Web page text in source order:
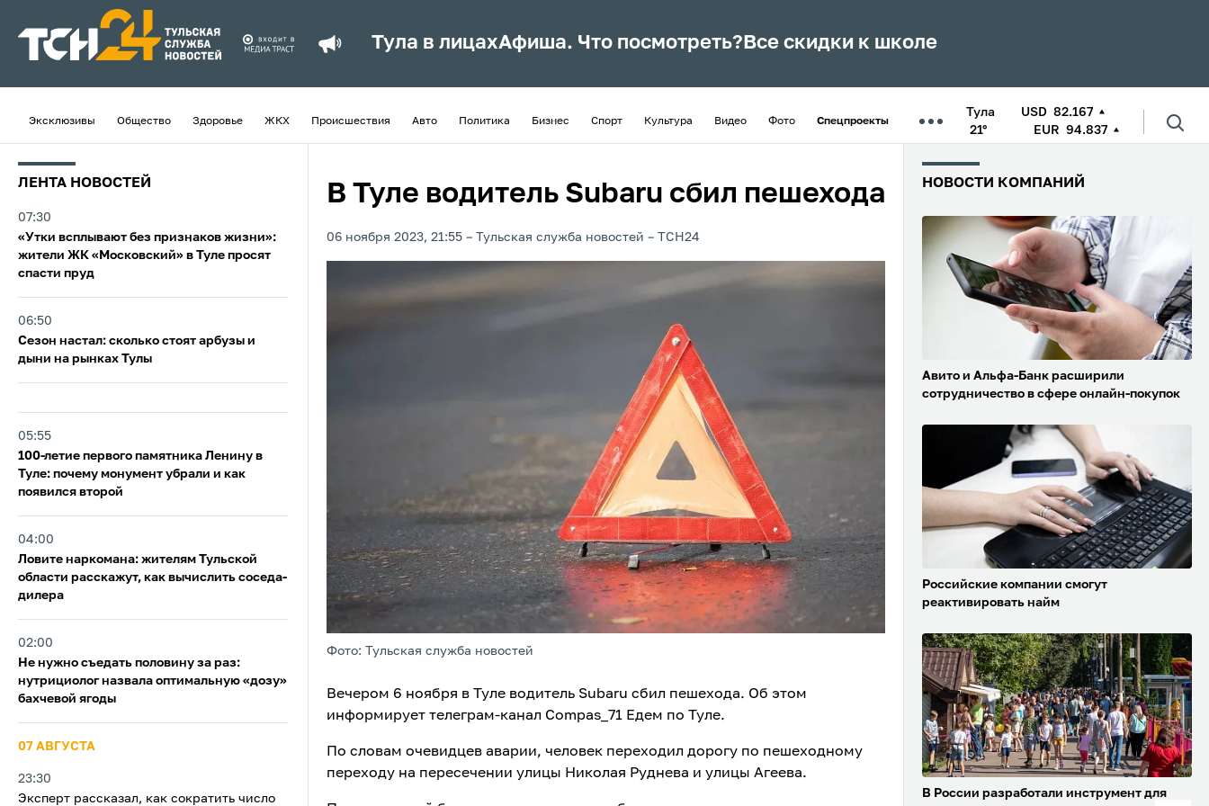
Тула в лицахАфиша. Что посмотреть? Все скидки к школе
Эксклюзивы Общество Здоровье ЖКХ Происшествия Авто Политика Бизнес Спорт Культура Видео Фото Спецпроекты
Тула
21°
USD 82.167
EUR 94.837
ЛЕНТА НОВОСТЕЙ
07:30
«Утки всплывают без признаков жизни»:
жители ЖК «Московский» в Туле просят
спасти пруд
06:50
Сезон настал: сколько стоят арбузы и
дыни на рынках Тулы
05:55
100-летие первого памятника Ленину в
Туле: почему монумент убрали и как
появился второй
04:00
Ловите наркомана: жителям Тульской
области расскажут, как вычислить соседа-
дилера
02:00
Не нужно съедать половину за раз:
нутрициолог назвала оптимальную «дозу»
бахчевой ягоды
07 АВГУСТА
23:30
Эксперт рассказал, как сократить число
В Туле водитель Subaru сбил пешехода
06 ноября 2023, 21:55 Тульская служба новостей ТСН24
Фото: Тульская служба новостей
Вечером 6 ноября в Туле водитель Subaru сбил пешехода. Об этом
информирует телеграм-канал Compas_71 Едем по Туле.
По словам очевидцев аварии, человек переходил дорогу по пешеходному
переходу на пересечении улицы Николая Руднева и улицы Агеева.
НОВОСТИ КОМПАНИЙ
Авито и Альфа-Банк расширили
сотрудничество в сфере онлайн-покупок
Российские компании смогут
реактивировать найм
В России разработали инструмент для